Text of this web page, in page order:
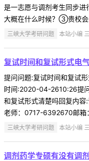
是一志愿与调剂考生同步
大概在什么时候？③贵校会
三峡大学考研问题 本站小编
复试时间和复试形式电
提问问题:复试时间和复试
时间:2020-04-2610:26提
和复试形式清楚吗回复内
老师：0717-6392670邮
三峡大学考研问题 本站小编
调剂药学专硕有没有调